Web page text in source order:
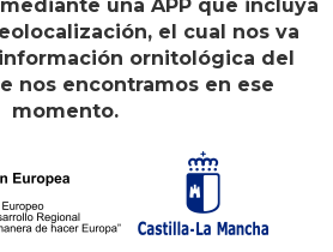
una APP que incluya
el cual nos va
ornitológica del
nos encontramos en ese
momento.